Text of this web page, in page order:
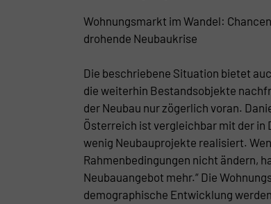
Wohnungsmarkt im Wandel:
drohende Neubaukrise
Die beschriebene Situation bietet
die weiterhin Bestandsobjekte
der Neubau nur zögerlich voran.
Österreich ist vergleichbar mit der in
wenig Neubauprojekte realisiert.
Rahmenbedingungen nicht ändern,
Neubauangebot mehr.“ Die
demographische Entwicklung